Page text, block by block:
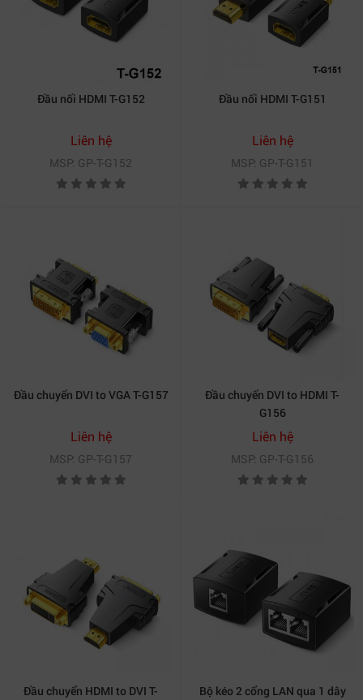
Đầu nối HDMI T-G152
Liên hệ
MSP: GP-T-G152
Đầu nối HDMI T-G151
Liên hệ
MSP: GP-T-G151
Đầu chuyển DVI to VGA T-G157
Liên hệ
MSP: GP-T-G157
Đầu chuyển DVI to HDMI T-
G156
Liên hệ
MSP: GP-T-G156
Đầu chuyển HDMI to DVI T-
Bộ kéo 2 cổng LAN qua 1 dây